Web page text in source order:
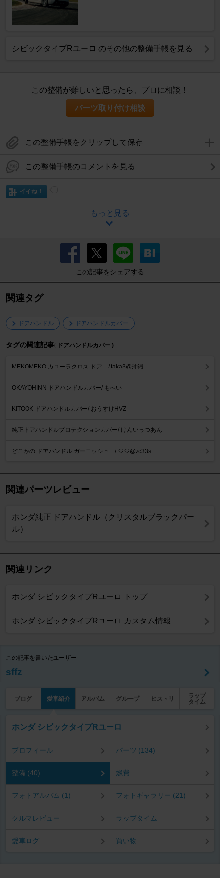
シビックタイプRユーロ のその他の整備手帳を見る
この整備が難しいと思ったら、プロに相談！
パーツ取り付け相談
この整備手帳をクリップして保存
この整備手帳のコメントを見る
イイね！
もっと見る
この記事をシェアする
関連タグ
ドアハンドル ドアハンドルカバー
タグの関連記事( ドアハンドルカバー )
MEKOMEKO カローラクロス ドア .../ taka3@沖縄
OKAYOHINN ドアハンドルカバー/ もへい
KITOOK ドアハンドルカバー/ おうすけHVZ
純正ドアハンドルプロテクションカバー/ けんいっつあん
どこかの ドアハンドル ガーニッシュ .../ ジジ@zc33s
関連パーツレビュー
ホンダ純正 ドアハンドル（クリスタルブラックパー
ル）
関連リンク
ホンダ シビックタイプRユーロ トップ
ホンダ シビックタイプRユーロ カスタム情報
この記事を書いたユーザー
sffz
ブログ 愛車紹介 アルバム グループ ヒストリ
ラップ
タイム
ホンダ シビックタイプRユーロ
プロフィール パーツ (134)
整備 (40) 燃費
フォトアルバム (1) フォトギャラリー (21)
クルマレビュー ラップタイム
愛車ログ 買い物